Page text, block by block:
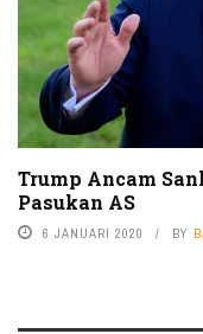
Trump Ancam
Pasukan AS
6 JANUARI 2020 BY